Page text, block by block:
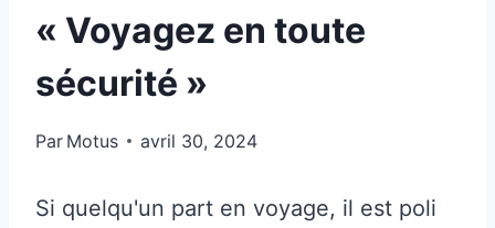
« Voyagez en toute
sécurité »
Par Motus avril 30, 2024
Si quelqu'un part en voyage, il est poli